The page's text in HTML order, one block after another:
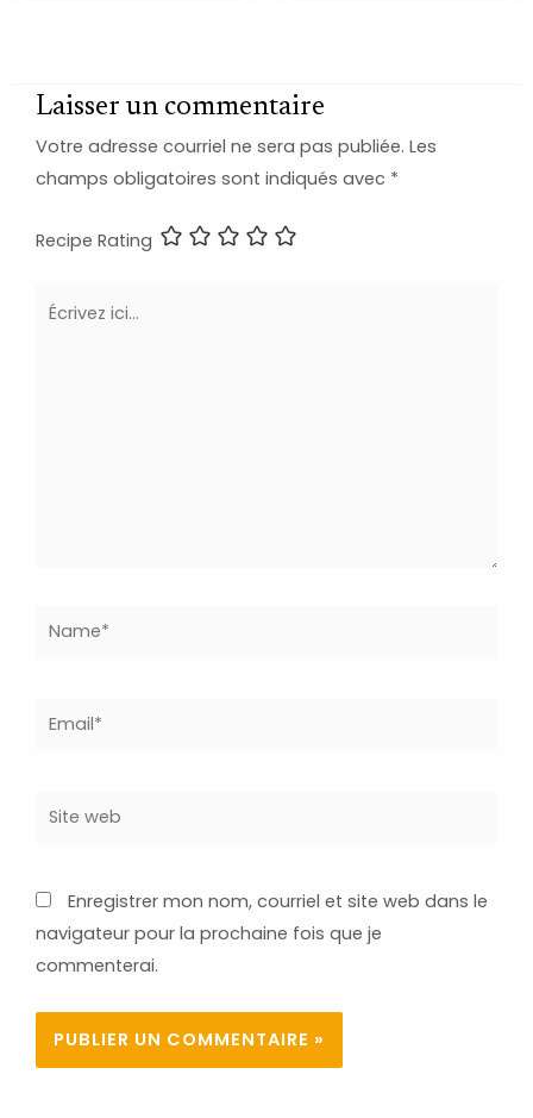
Laisser un commentaire
Votre adresse courriel ne sera pas publiée. Les
champs obligatoires sont indiqués avec *
Recipe Rating
Écrivez
Name*
Email*
Site
Enregistrer mon nom, courriel et site web dans le
navigateur pour la prochaine fois que je
commenterai.